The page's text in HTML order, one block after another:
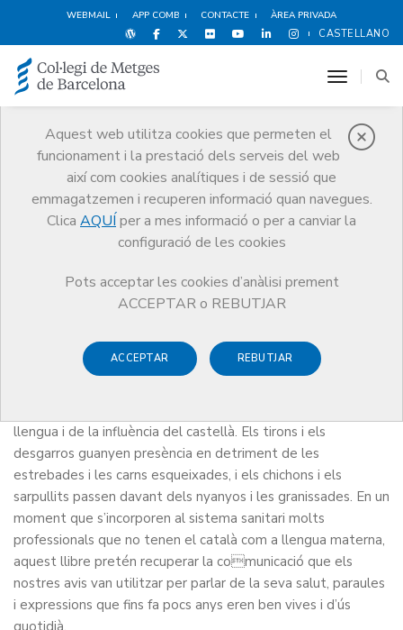
WEBMAIL APP COMB CONTACTE ÀREA PRIVADA
CASTELLANO
Aquest web utilitza cookies que permeten el
funcionament i la prestació dels serveis del web
així com cookies analítiques i de sessió que
emmagatzemen i recuperen informació quan navegues.
Clica AQUÍ per a mes informació o per a canviar la
configuració de les cookies
Pots acceptar les cookies d’anàlisi prement
ACCEPTAR o REBUTJAR
ACCEPTAR REBUTJAR
toggle
Agenda
Agenda
Presentació del llibre 'Ensenya'm la llengua'
'Ensenya'm la llengua'
llengua i de la influència del castellà. Els tirons i els
desgarros guanyen presència en detriment de les
estrebades i les carns esqueixades, i els chichons i els
sarpullits passen davant dels nyanyos i les granissades. En un
moment que s’incorporen al sistema sanitari molts
professionals que no tenen el català com a llengua materna,
aquest llibre pretén recuperar la comunicació que els
nostres avis van utilitzar per parlar de la seva salut, paraules
i expressions que fins fa pocs anys eren ben vives i d’ús
quotidià.